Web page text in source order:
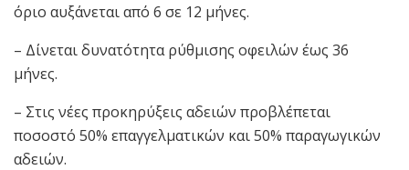
όριο αυξάνεται από 6 σε 12 μήνες.
– Δίνεται δυνατότητα ρύθμισης οφειλών έως 36
μήνες.
– Στις νέες προκηρύξεις αδειών προβλέπεται
ποσοστό 50% επαγγελματικών και 50% παραγωγικών
αδειών.